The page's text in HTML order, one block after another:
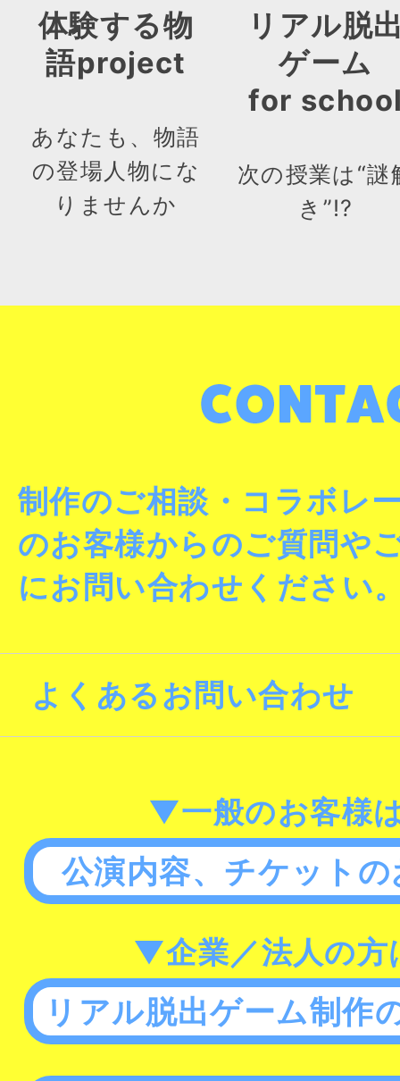
体験する物
語project
あなたも、物語
の登場人物にな
りませんか
リアル脱
ゲーム
for
次の授業は“謎
き”!?
制作のご相談・コラボレ
のお客様からのご質問や
にお問い合わせください
よくあるお問い合わせ
▼一般のお客様
公演内容、チケット
▼企業／法人の方
リアル脱出ゲーム制作